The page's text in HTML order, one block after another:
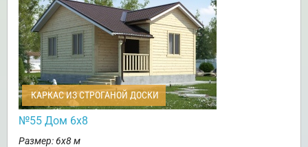
КАРКАС ИЗ СТРОГАНОЙ ДОСКИ
№55 Дом 6х8
Размер: 6х8 м